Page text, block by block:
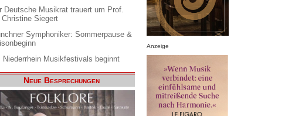
Deutsche Musikrat trauert um Prof.
Christine Siegert
Symphoniker: Sommerpause &
Niederrhein Musikfestivals beginnt
Neue Besprechungen
Anzeige